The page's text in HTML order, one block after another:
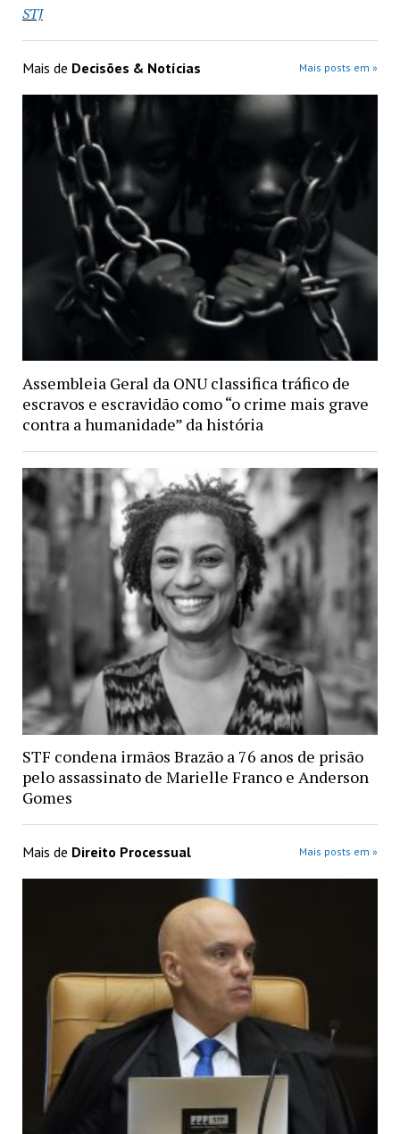
STJ
Mais de Decisões & Notícias Mais posts em »
Assembleia Geral da ONU classifica tráfico de
escravos e escravidão como “o crime mais grave
contra a humanidade” da história
STF condena irmãos Brazão a 76 anos de prisão
pelo assassinato de Marielle Franco e Anderson
Gomes
Mais de Direito Processual Mais posts em »